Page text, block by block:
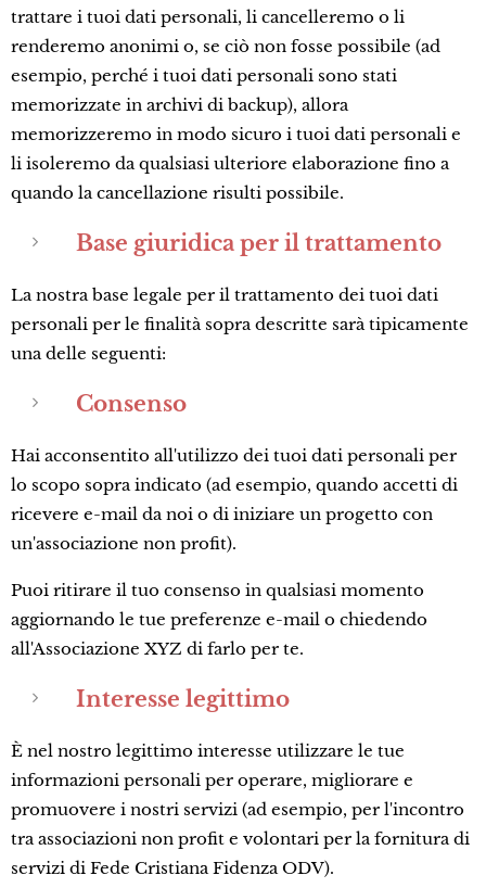
trattare i tuoi dati personali, li cancelleremo o li
renderemo anonimi o, se ciò non fosse possibile (ad
esempio, perché i tuoi dati personali sono stati
memorizzate in archivi di backup), allora
memorizzeremo in modo sicuro i tuoi dati personali e
li isoleremo da qualsiasi ulteriore elaborazione fino a
quando la cancellazione risulti possibile.
Base giuridica per il trattamento
La nostra base legale per il trattamento dei tuoi dati
personali per le finalità sopra descritte sarà tipicamente
una delle seguenti:
Consenso
Hai acconsentito all'utilizzo dei tuoi dati personali per
lo scopo sopra indicato (ad esempio, quando accetti di
ricevere e-mail da noi o di iniziare un progetto con
un'associazione non profit).
Puoi ritirare il tuo consenso in qualsiasi momento
aggiornando le tue preferenze e-mail o chiedendo
all'Associazione XYZ di farlo per te.
Interesse legittimo
È nel nostro legittimo interesse utilizzare le tue
informazioni personali per operare, migliorare e
promuovere i nostri servizi (ad esempio, per l'incontro
tra associazioni non profit e volontari per la fornitura di
servizi di Fede Cristiana Fidenza ODV).